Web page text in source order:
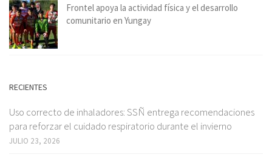
Frontel apoya la actividad física y el desarrollo
comunitario en Yungay
RECIENTES
Uso correcto de inhaladores: SSÑ entrega recomendaciones
para reforzar el cuidado respiratorio durante el invierno
JULIO 23, 2026